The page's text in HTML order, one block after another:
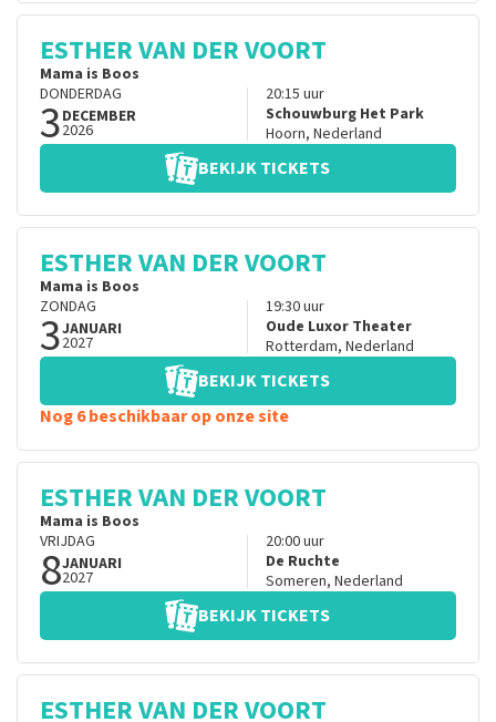
ESTHER VAN DER VOORT
Mama is Boos
DONDERDAG
3DECEMBER
2026
20:15 uur
Schouwburg Het Park
Hoorn, Nederland
BEKIJK TICKETS
ESTHER VAN DER VOORT
Mama is Boos
ZONDAG
3JANUARI
2027
19:30uur
Oude Luxor Theater
Rotterdam, Nederland
BEKIJK TICKETS
Nog 6 beschikbaar op onze site
ESTHER VAN DER VOORT
Mama is Boos
VRIJDAG
8JANUARI
2027
20:00uur
De Ruchte
Someren, Nederland
BEKIJK TICKETS
ESTHER VAN DER VOORT